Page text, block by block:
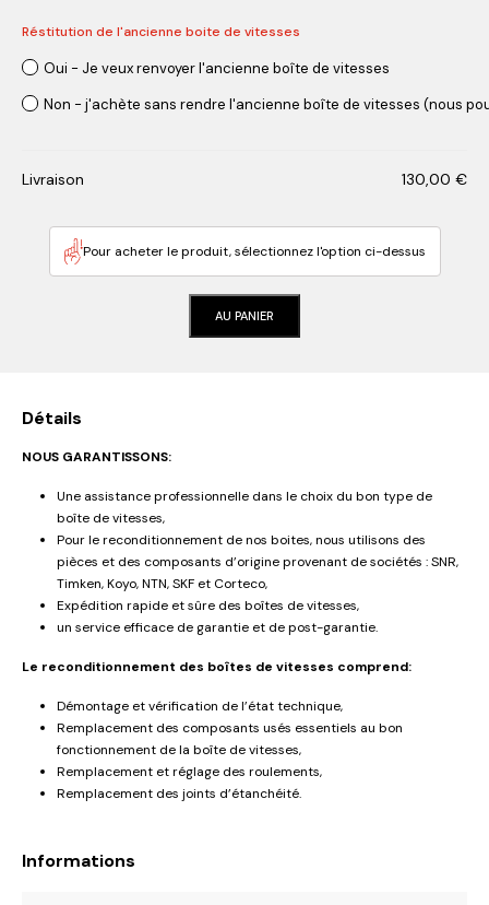
Réstitution de l'ancienne boite de vitesses
Oui - Je veux renvoyer l'ancienne boîte de vitesses
Non - j'achète sans rendre l'ancienne boîte de vitesses (nous
Livraison 130,00 €
Pour acheter le produit, sélectionnez l'option ci-dessus
AU PANIER
Détails
NOUS GARANTISSONS:
Une assistance professionnelle dans le choix du bon type de
boîte de vitesses,
Pour le reconditionnement de nos boites, nous utilisons des
pièces et des composants d’origine provenant de sociétés : SNR,
Timken, Koyo, NTN, SKF et Corteco,
Expédition rapide et sûre des boîtes de vitesses,
un service efficace de garantie et de post-garantie.
Le reconditionnement des boîtes de vitesses comprend:
Démontage et vérification de l’état technique,
Remplacement des composants usés essentiels au bon
fonctionnement de la boîte de vitesses,
Remplacement et réglage des roulements,
Remplacement des joints d’étanchéité.
Informations